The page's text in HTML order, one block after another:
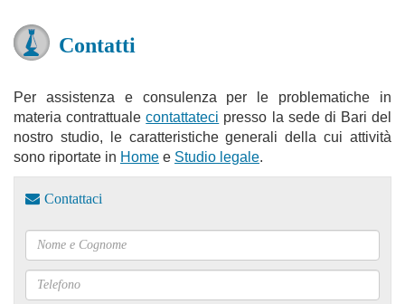
Contatti
Per assistenza e consulenza per le problematiche in
materia contrattualecontattateci presso la sede di Bari del
nostro studio, le caratteristiche generali della cui attività
sono riportate in Home e Studio legale.
Contattaci